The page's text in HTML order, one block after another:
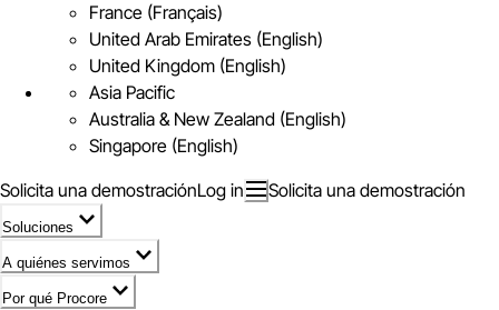
France (Français)
United Arab Emirates (English)
United Kingdom (English)
Asia Pacific
Australia & New Zealand (English)
Singapore (English)
Solicita una demostraciónLog in Solicita una demostración
Soluciones
A quiénes servimos
Por qué Procore